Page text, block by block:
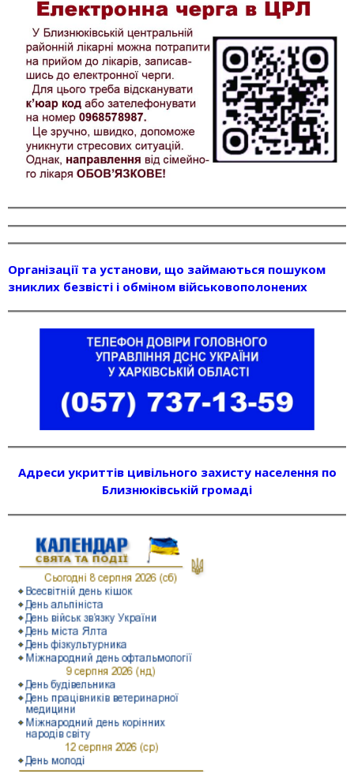
Організації та установи, що займаються пошуком
зниклих безвісті і обміном військовополонених
Адреси укриттів цивільного захисту населення по
Близнюківській громаді